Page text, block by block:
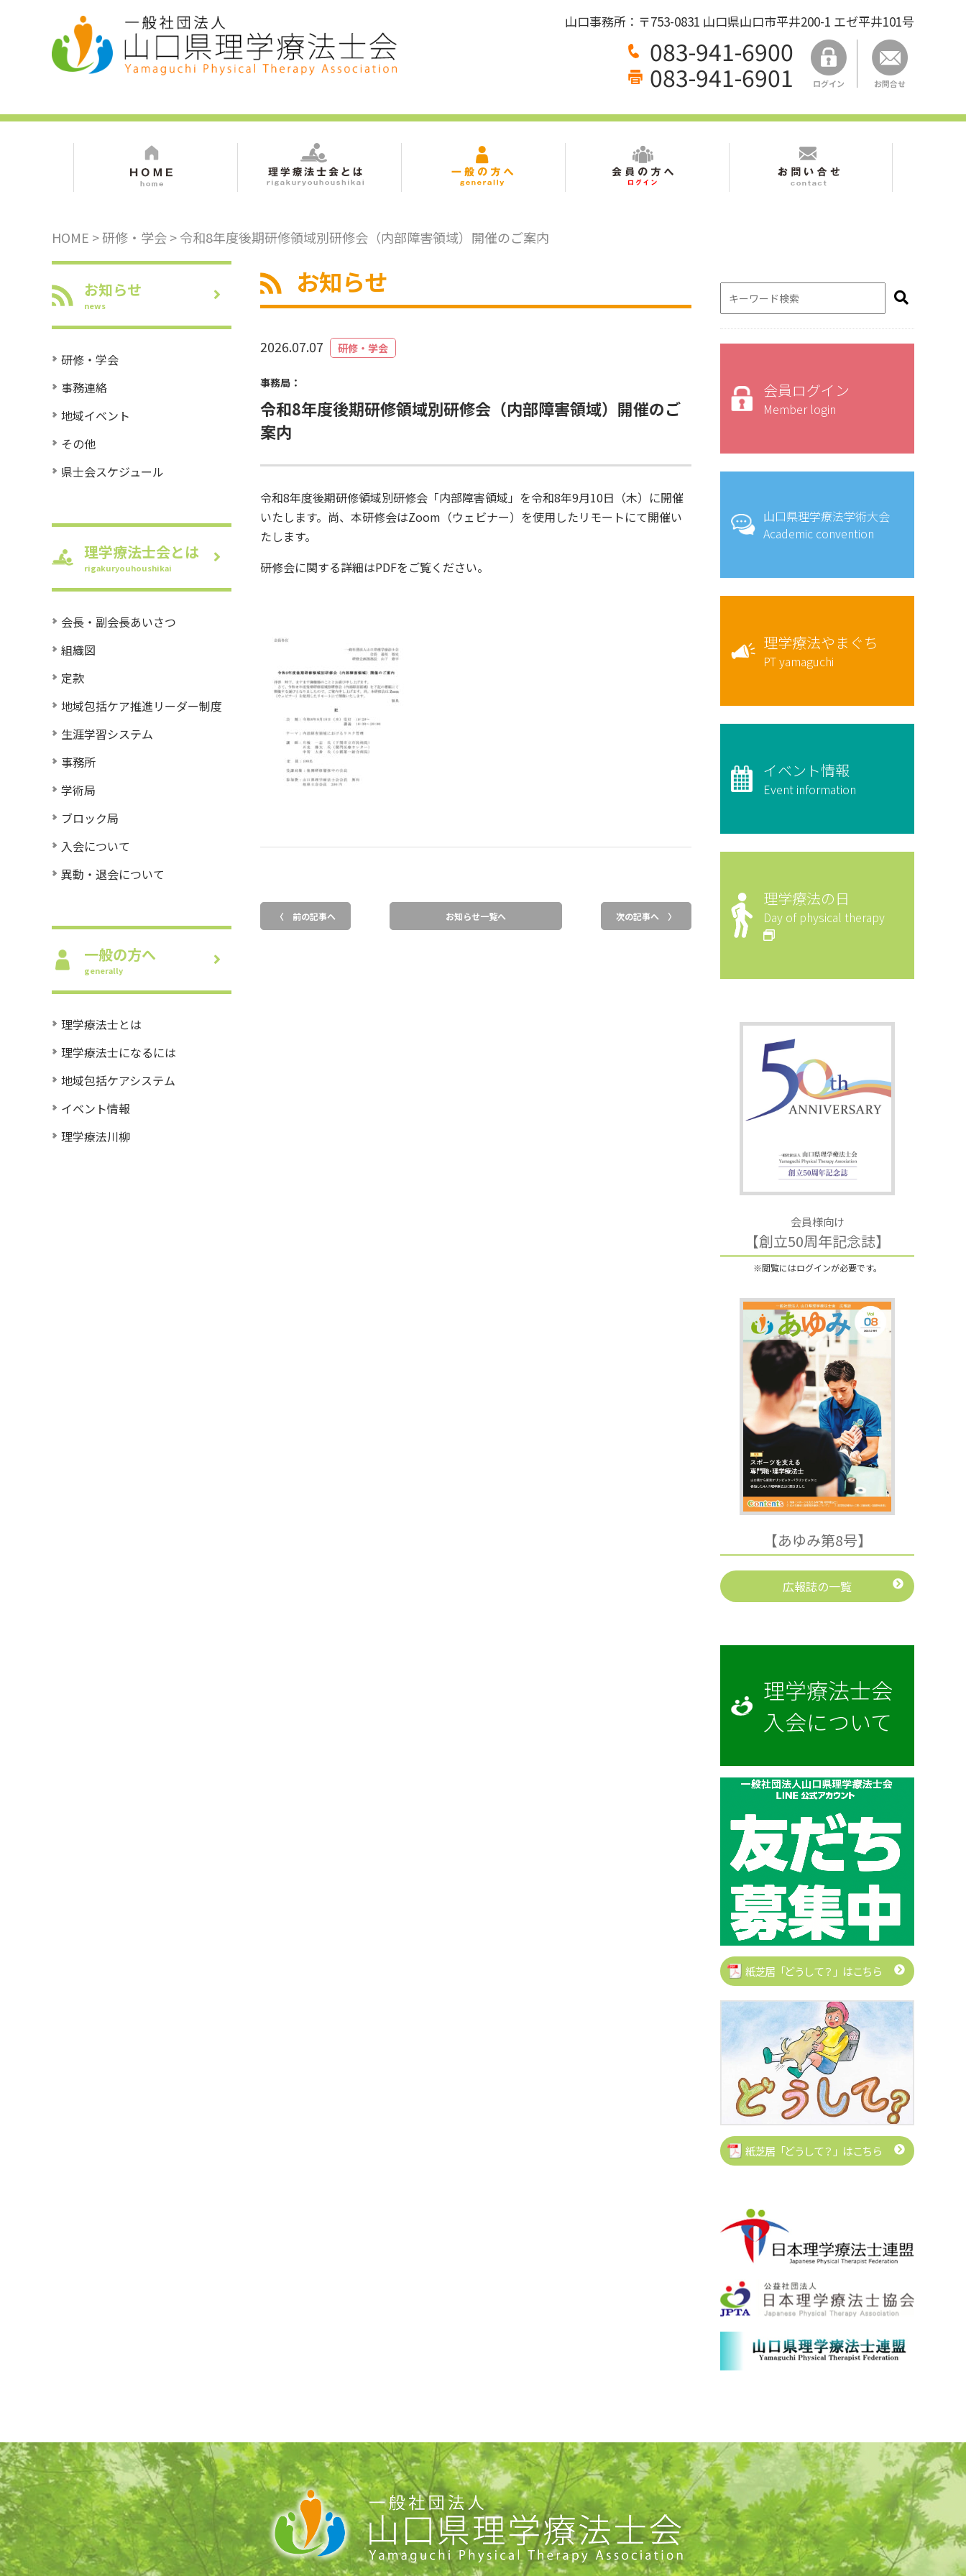
山口事務所：〒753-0831 山口県山口市平井200-1 エゼ平井101号
083-941-6900
083-941-6901 ログイン お問合せ
HOME >研修・学会> 令和8年度後期研修領域別研修会（内部障害領域）開催のご案内
お知らせ
news
研修・学会
事務連絡
地域イベント
その他
県士会スケジュール
理学療法士会とは
rigakuryouhoushikai
会長・副会長あいさつ
組織図
定款
地域包括ケア推進リーダー制度
生涯学習システム
事務所
学術局
ブロック局
入会について
異動・退会について
一般の方へ
generally
理学療法士とは
理学療法士になるには
地域包括ケアシステム
イベント情報
理学療法川柳
お知らせ
2026.07.07 研修・学会
事務局：
令和8年度後期研修領域別研修会（内部障害領域）開催のご
案内
令和8年度後期研修領域別研修会「内部障害領域」を令和8年9月10日（木）に開催
いたします。尚、本研修会はZoom（ウェビナー）を使用したリモートにて開催い
たします。
研修会に関する詳細はPDFをご覧ください。
〈 前の記事へ お知らせ一覧へ 次の記事へ 〉
会員ログイン
Member login
山口県理学療法学術大会
Academic convention
理学療法やまぐち
PT yamaguchi
イベント情報
Event information
理学療法の日
Day of physical therapy
会員様向け
【創立50周年記念誌】
※閲覧にはログインが必要です。
【あゆみ第8号】
広報誌の一覧
理学療法士会
入会について
紙芝居「どうして？」はこちら
紙芝居「どうして？」はこちら